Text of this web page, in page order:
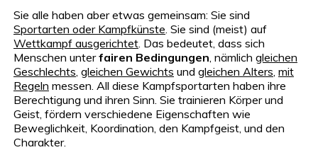
Sie alle haben aber etwas gemeinsam: Sie sind
Sportarten oder Kampfkünste . Sie sind (meist) auf
Wettkampf ausgerichtet . Das bedeutet, dass sich
Menschen unterfairen Bedingungen , nämlich gleichen
Geschlechts gleichen Gewichts und gleichen Alters mit
Regeln messen. All diese Kampfsportarten haben ihre
Berechtigung und ihren Sinn. Sie trainieren Körper und
Geist, fördern verschiedene Eigenschaften wie
Beweglichkeit, Koordination, den Kampfgeist, und den
Charakter.